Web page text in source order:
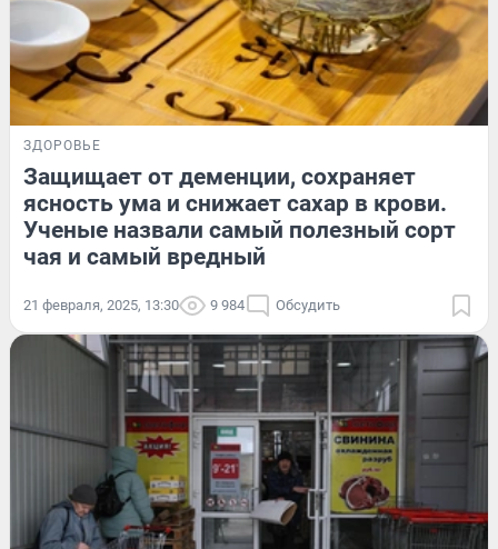
ЗДОРОВЬЕ
Защищает от деменции, сохраняет
ясность ума и снижает сахар в крови.
Ученые назвали самый полезный сорт
чая и самый вредный
21 февраля, 2025, 13:30 9 984 Обсудить